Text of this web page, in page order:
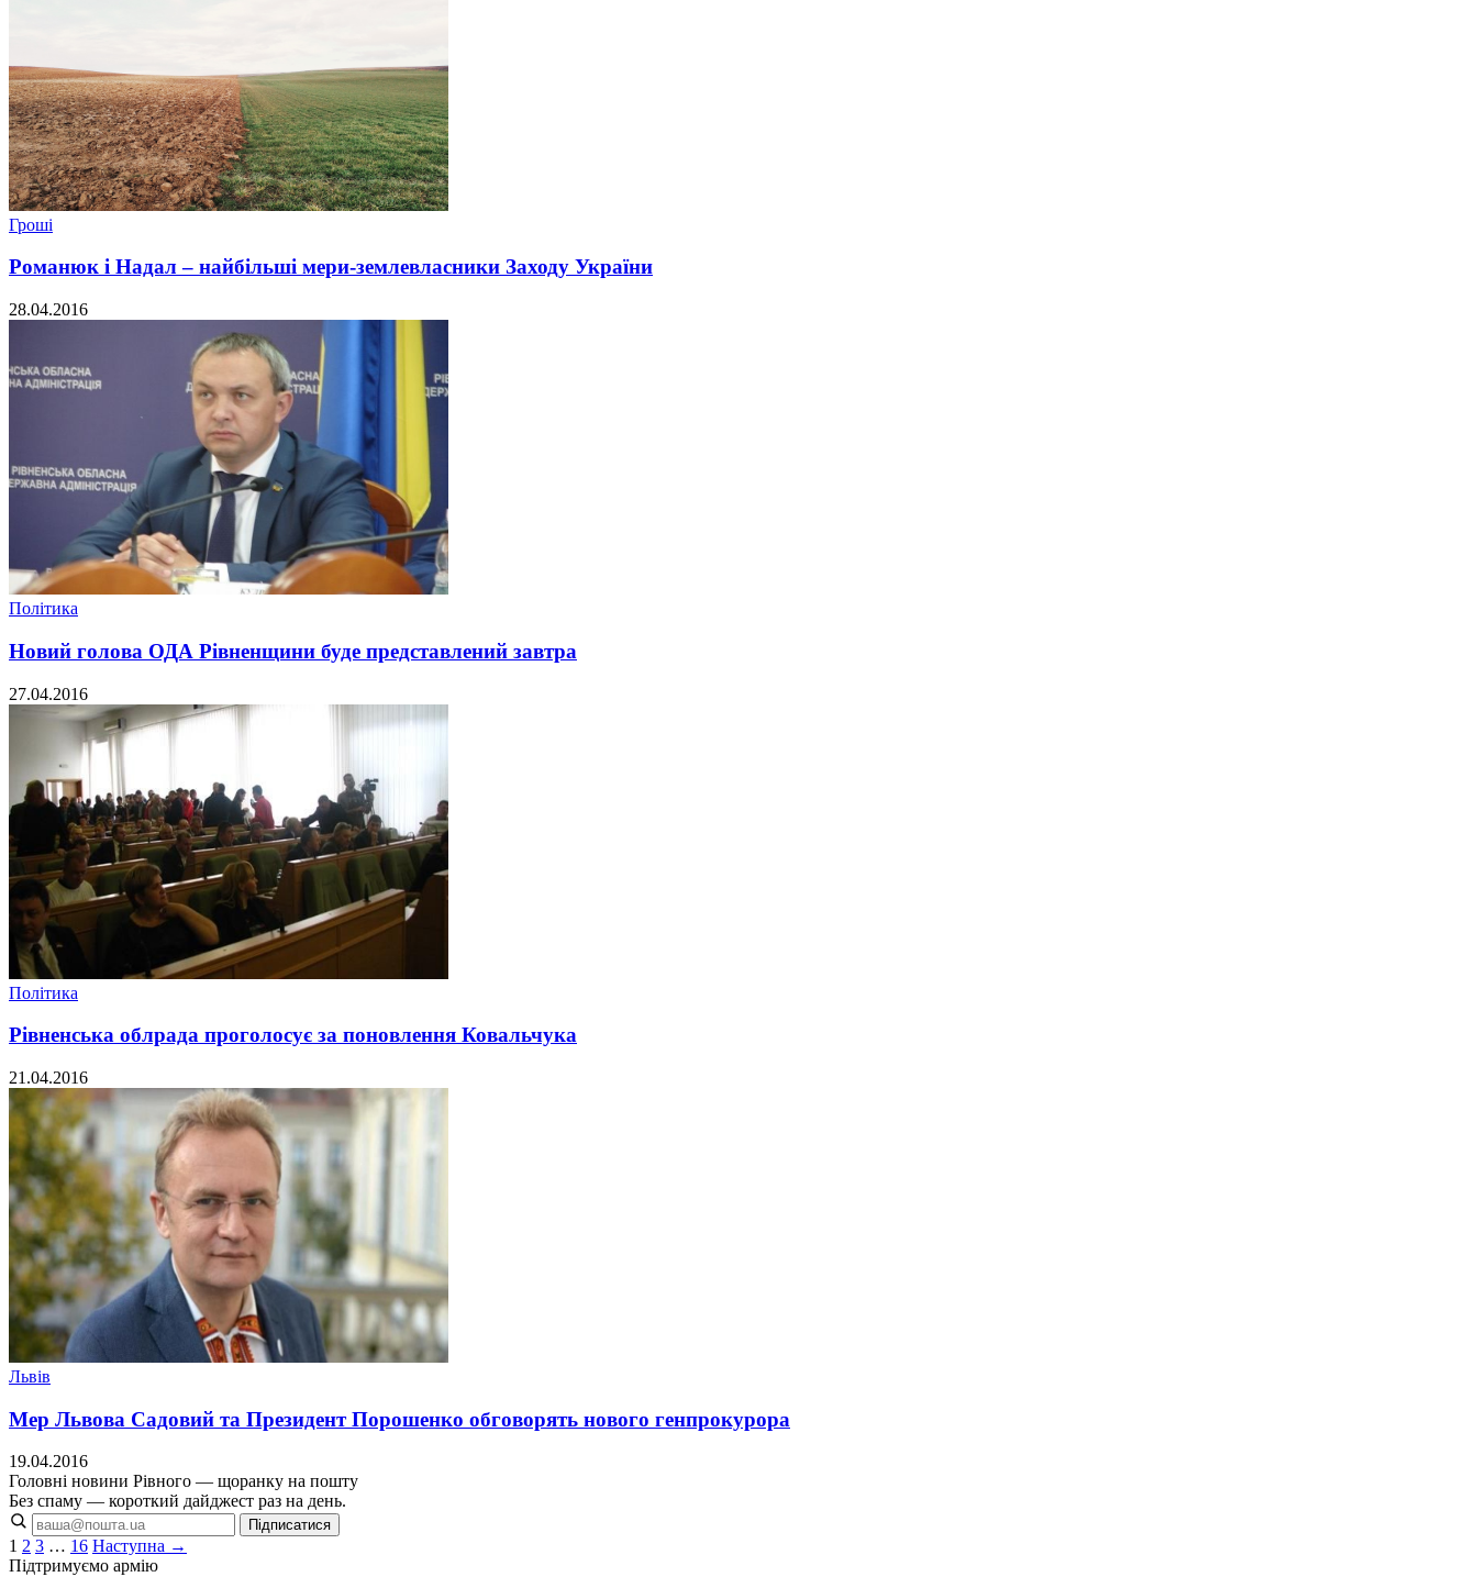
Гроші
Романюк і Надал – найбільші мери-землевласники Заходу України
28.04.2016
Політика
Новий голова ОДА Рівненщини буде представлений завтра
27.04.2016
Політика
Рівненська облрада проголосує за поновлення Ковальчука
21.04.2016
Львів
Мер Львова Садовий та Президент Порошенко обговорять нового генпрокурора
19.04.2016
Головні новини Рівного — щоранку на пошту
Без спаму — короткий дайджест раз на день.
Підписатися
1 2 3 … 16 Наступна →
Підтримуємо армію